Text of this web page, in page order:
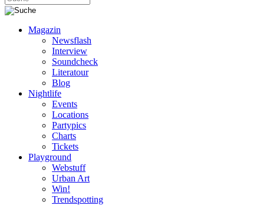
Magazin
Newsflash
Interview
Soundcheck
Literatour
Blog
Nightlife
Events
Locations
Partypics
Charts
Tickets
Playground
Webstuff
Urban Art
Win!
Trendspotting